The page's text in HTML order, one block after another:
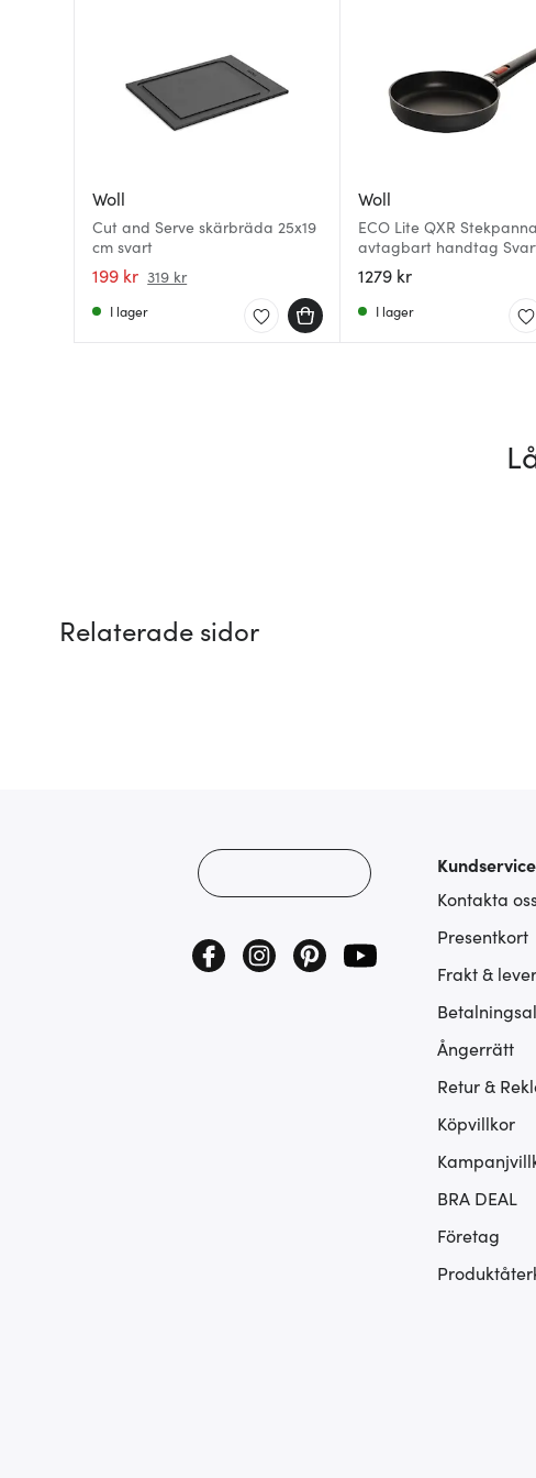
Woll
Cut and Serve skärbräda 25x19
cm svart
199 kr 319 kr
I lager
Woll
ECO Lite QXR
avtagbart handtag
1279 kr
I lager
Relaterade sidor
Kundservice
Kontakta
Presentkort
Frakt &
Ångerrätt
Retur &
Köpvillkor
BRA DEAL
Företag